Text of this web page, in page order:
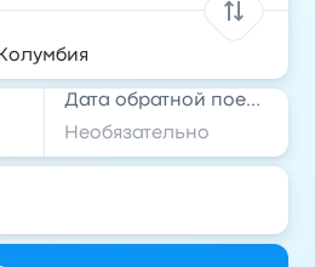
Дата обратной поездки